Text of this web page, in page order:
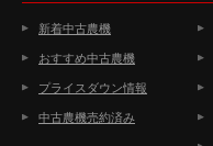
新着中古農機
おすすめ中古農機
プライスダウン情報
中古農機売約済み